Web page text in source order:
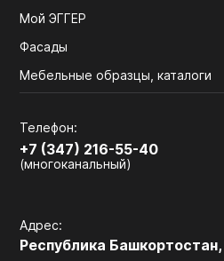
Мой ЭГГЕР
Фасады
Мебельные образцы, каталоги
Телефон:
+7 (347) 216-55-40
(многоканальный)
Адрес:
Республика